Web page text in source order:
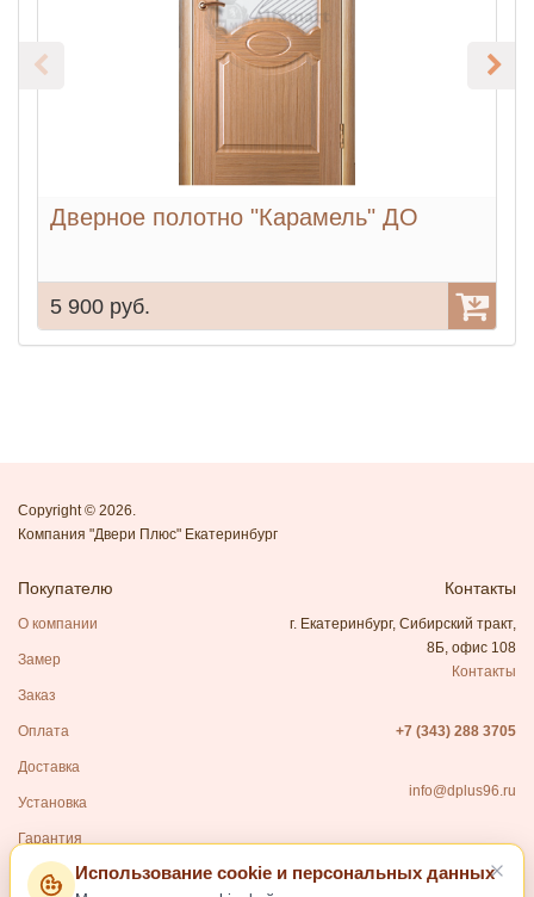
Дверное полотно "Карамель" ДО
5 900 руб.
Copyright © 2026.
Компания "Двери Плюс" Екатеринбург
Покупателю
О компании
Замер
Заказ
Оплата
Доставка
Установка
Гарантия
Контакты
г. Екатеринбург, Сибирский тракт,
8Б, офис 108
Контакты
+7 (343) 288 3705
info@dplus96.ru
КаталогИспользование cookie и персональных данных